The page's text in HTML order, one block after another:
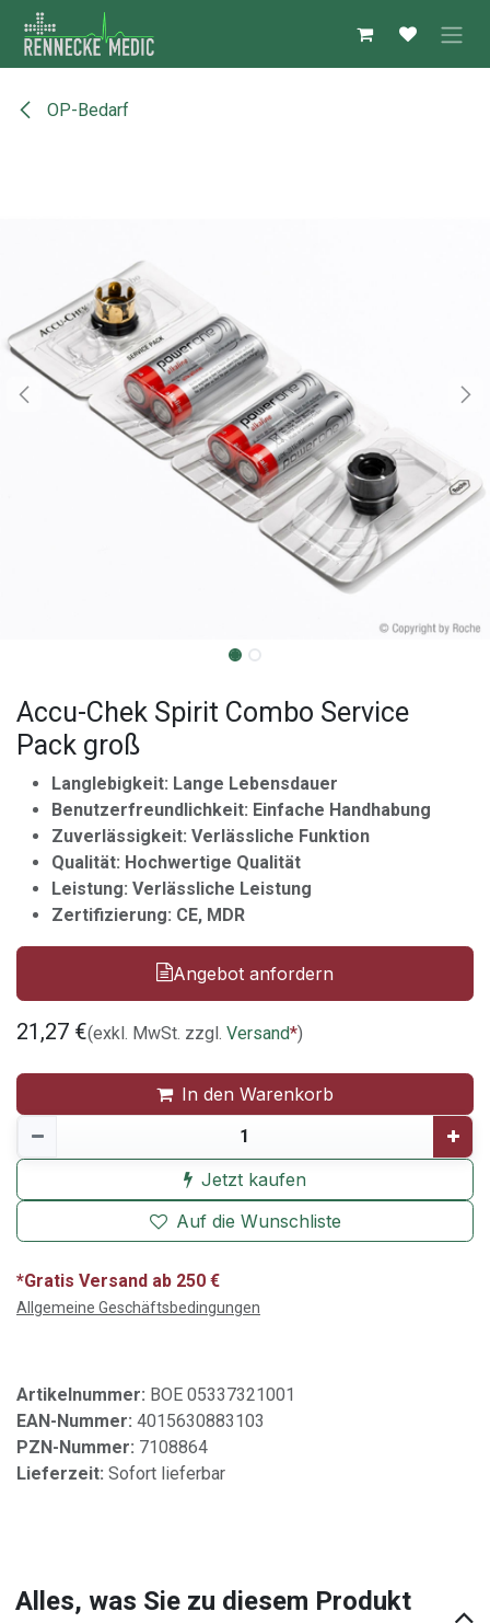
Zum Inhalt springen
OP-Bedarf
Accu-Chek Spirit Combo Service
Pack groß
Langlebigkeit: Lange Lebensdauer
Benutzerfreundlichkeit: Einfache Handhabung
Zuverlässigkeit: Verlässliche Funktion
Qualität: Hochwertige Qualität
Leistung: Verlässliche Leistung
Zertifizierung: CE, MDR
Angebot anfordern
21,27 €(exkl. MwSt. zzgl. Versand*)
In den Warenkorb
Jetzt kaufen
Auf die Wunschliste
*Gratis Versand ab 250 €
Allgemeine Geschäftsbedingungen
Artikelnummer: BOE 05337321001
EAN-Nummer: 4015630883103
PZN-Nummer: 7108864
Lieferzeit: Sofort lieferbar
Alles, was Sie zu diesem Produkt